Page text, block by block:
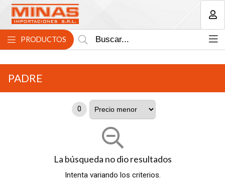
PRODUCTOS
PADRE
0
La búsqueda no dio resultados
Intenta variando los criterios.